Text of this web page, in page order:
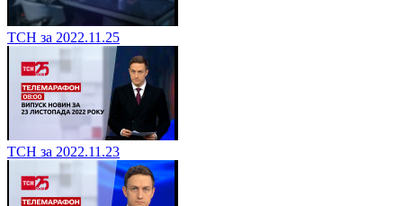
ТСН за 2022.11.25
ТСН за 2022.11.23